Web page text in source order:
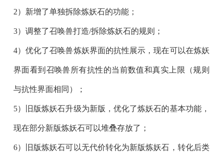
2）新增了单独拆除炼妖石的功能；
3）调整了召唤兽打造/拆除炼妖石的规则；
4）优化了召唤兽炼妖界面的抗性展示，现在可以在炼妖
界面看到召唤兽所有抗性的当前数值和真实上限（规则
与抗性界面相同）；
5）旧版炼妖石升级为新版，优化了炼妖石的基本功能，
现在部分新版炼妖石可以堆叠存放了；
6）旧版炼妖石可以无代价转化为新版炼妖石，转化后类